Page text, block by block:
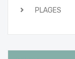
PLAGES